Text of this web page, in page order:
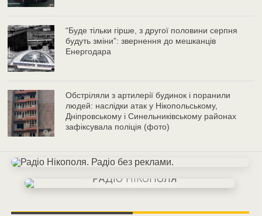
“Буде тільки гірше, з другої половини серпня
будуть зміни”: звернення до мешканців
Енергодара
Обстріляли з артилерії будинок і поранили
людей: наслідки атак у Нікопольському,
Дніпровському і Синельниківському районах
зафіксувала поліція (фото)